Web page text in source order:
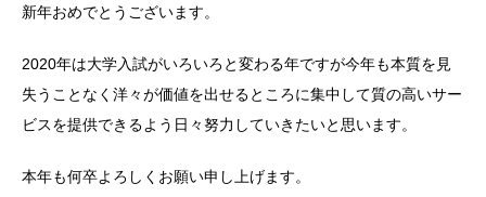
新年おめでとうございます。
2020年は大学入試がいろいろと変わる年ですが今年も本質を見
失うことなく洋々が価値を出せるところに集中して質の高いサー
ビスを提供できるよう日々努力していきたいと思います。
本年も何卒よろしくお願い申し上げます。